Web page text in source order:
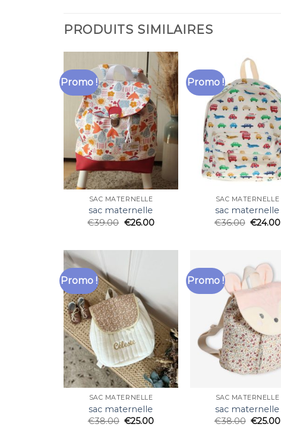
PRODUITS SIMILAIRES
Promo !
SAC MATERNELLE
sac maternelle
€39.00 €26.00
Promo !
SAC MATERNELLE
sac maternelle
€36.00 €24.00
Promo !
SAC MATERNELLE
sac maternelle
€38.00 €25.00
Promo !
SAC MATERNELLE
sac maternelle
€38.00 €25.00